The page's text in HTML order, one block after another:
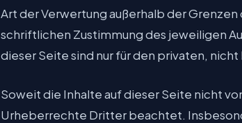
Art der Verwertung außerhalb der
schriftlichen Zustimmung des jeweiligen
dieser Seite sind nur für den privaten,
Soweit die Inhalte auf dieser Seite nicht
Urheberrechte Dritter beachtet.